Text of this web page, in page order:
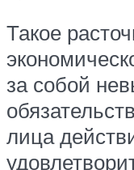
Такое
за собой
лица